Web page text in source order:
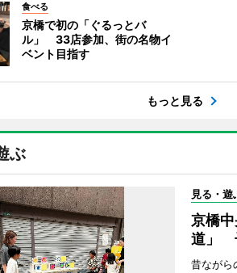
食べる
京橋で初の「ぐるっとバ
ル」 33店参加、街の名物イ
ベント目指す
もっと見る
ぶ
見る・遊
京橋
道」
昔ながら